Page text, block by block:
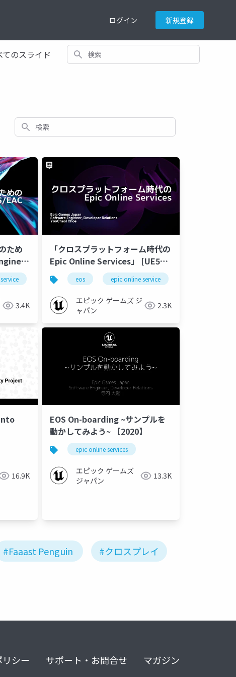
ログイン 新規登録
てのスライド 検索
検索
ため
3.4K
「クロスプラットフォーム時代の
Epic Online Services」 [UE5
Mobile Game Development
Essentials 2025]
eos epic online service
エピック ゲームズ ジ
ャパン
2.3K
16.9K
EOS On-boarding ~サンプルを
動かしてみよう~ 【2020】
epic online services
エピック ゲームズ
ジャパン
13.3K
#Faaast Penguin #クロスプレイ
シー サポート・お問合せ マガジン